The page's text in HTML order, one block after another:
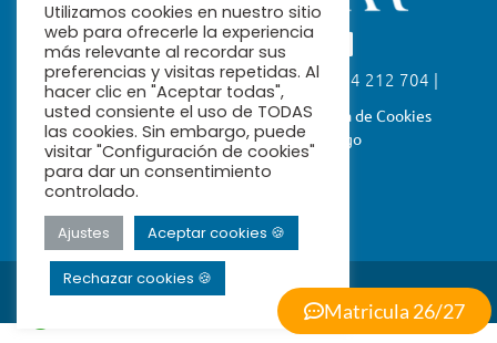
Matricula 26/27
Calle Fabiola, 26. 41004 Sevilla | 954 212 704 |
ribamar@ribamar.org
Aviso LegalPolítica de PrivacidadPolítica de Cookies
Términos y Condiciones de Pago
© 2026 Ribamar Powered byJumpers
Utilizamos cookies en nuestro sitio
web para ofrecerle la experiencia
más relevante al recordar sus
preferencias y visitas repetidas. Al
hacer clic en "Aceptar todas",
usted consiente el uso de TODAS
las cookies. Sin embargo, puede
visitar "Configuración de cookies"
para dar un consentimiento
controlado.
Ajustes Aceptar cookies 🍪
Rechazar cookies 🍪